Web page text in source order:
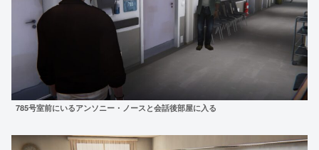
785号室前にいるアンソニー・ノースと会話後部屋に入る